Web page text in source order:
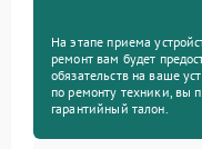
На этапе приема
ремонт вам будет
обязательств на ваше
по ремонту техники, вы
гарантийный талон.